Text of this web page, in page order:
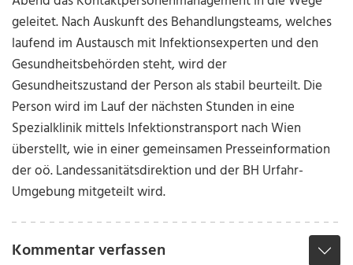
geleitet. Nach Auskunft des Behandlungsteams, welches
laufend im Austausch mit Infektionsexperten und den
Gesundheitsbehörden steht, wird der
Gesundheitszustand der Person als stabil beurteilt. Die
Person wird im Lauf der nächsten Stunden in eine
Spezialklinik mittels Infektionstransport nach Wien
überstellt, wie in einer gemeinsamen Presseinformation
der oö. Landessanitätsdirektion und der BH Urfahr-
Umgebung mitgeteilt wird.
Kommentar verfassen